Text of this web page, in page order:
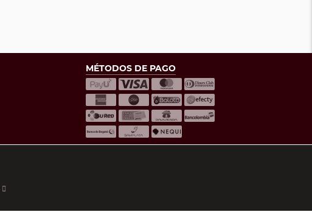
MÉTODOS DE PAGO